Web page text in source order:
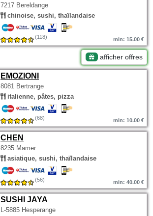
7217 Bereldange
chinoise, sushi, thaïlandaise
(118) min: 15.00 €
afficher offres
EMOZIONI
8081 Bertrange
italienne, pâtes, pizza
(68) min: 10.00 €
CHEN
8235 Mamer
asiatique, sushi, thaïlandaise
(56) min: 40.00 €
SUSHI JAYA
L-5885 Hesperange